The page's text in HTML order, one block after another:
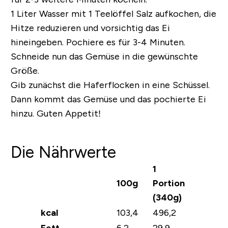
1 Liter Wasser mit 1 Teelöffel Salz aufkochen, die
Hitze reduzieren und vorsichtig das Ei
hineingeben. Pochiere es für 3-4 Minuten.
Schneide nun das Gemüse in die gewünschte
Größe.
Gib zunächst die Haferflocken in eine Schüssel.
Dann kommt das Gemüse und das pochierte Ei
hinzu. Guten Appetit!
Die Nährwerte
100g
1
Portion
(340g)
kcal
103,4
496,2